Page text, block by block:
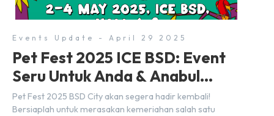
Events Update - April 29 2025
Pet Fest 2025 ICE BSD: Event
Seru Untuk Anda & Anabul
Kesayangan!
Pet Fest 2025 BSD City akan segera hadir kembali!
Bersiaplah untuk merasakan kemeriahan salah satu